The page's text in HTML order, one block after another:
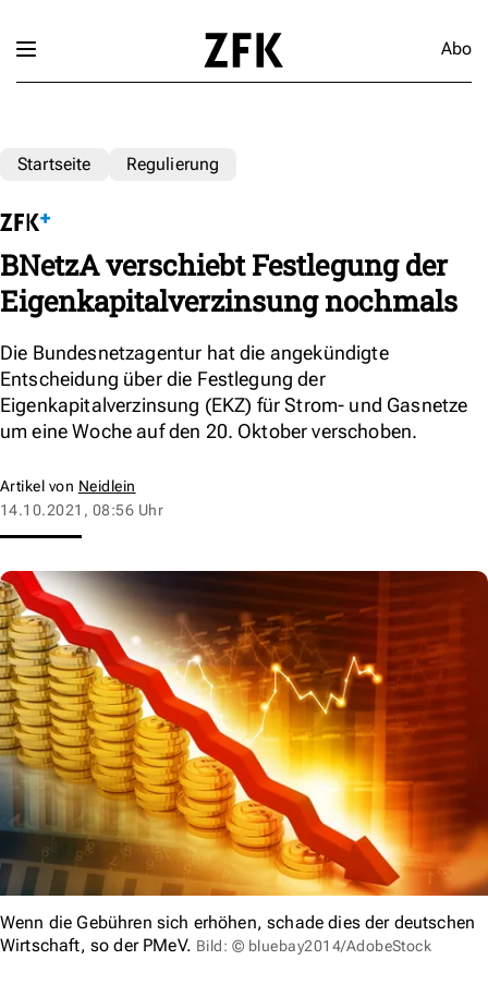
Abo
Startseite Regulierung
BNetzA verschiebt Festlegung der
Eigenkapitalverzinsung nochmals
Die Bundesnetzagentur hat die angekündigte
Entscheidung über die Festlegung der
Eigenkapitalverzinsung (EKZ) für Strom- und Gasnetze
um eine Woche auf den 20. Oktober verschoben.
Artikel von Neidlein
14.10.2021, 08:56 Uhr
Wenn die Gebühren sich erhöhen, schade dies der deutschen
Wirtschaft, so der PMeV. Bild: © bluebay2014/AdobeStock